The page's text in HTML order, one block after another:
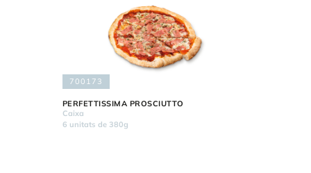
700173
PERFETTISSIMA PROSCIUTTO
Caixa
6 unitats de 380g